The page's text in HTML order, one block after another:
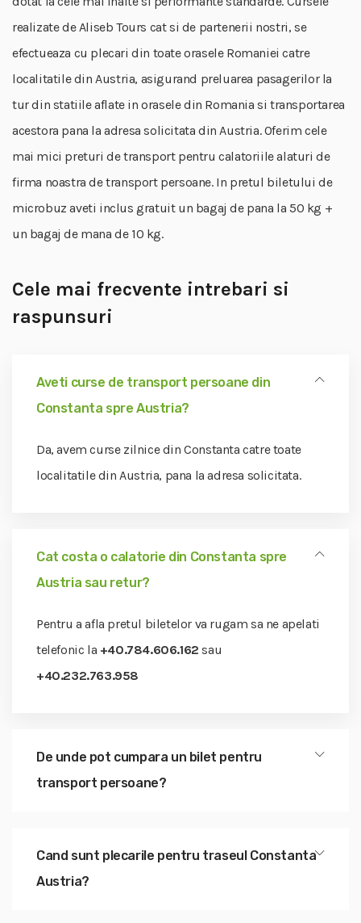
realizate de Aliseb Tours cat si de partenerii nostri, se
efectueaza cu plecari din toate orasele Romaniei catre
localitatile din Austria, asigurand preluarea pasagerilor la
tur din statiile aflate in orasele din Romania si transportarea
acestora pana la adresa solicitata din Austria. Oferim cele
mai mici preturi de transport pentru calatoriile alaturi de
firma noastra de transport persoane. In pretul biletului de
microbuz aveti inclus gratuit un bagaj de pana la 50 kg +
un bagaj de mana de 10 kg.
Cele mai frecvente intrebari si
raspunsuri
Aveti curse de transport persoane din
Constanta spre Austria?
Da, avem curse zilnice din Constanta catre toate
localitatile din Austria, pana la adresa solicitata.
Cat costa o calatorie din Constanta spre
Austria sau retur?
Pentru a afla pretul biletelor va rugam sa ne apelati
telefonic la +40.784.606.162 sau
+40.232.763.958
De unde pot cumpara un bilet pentru
transport persoane?
Cand sunt plecarile pentru traseul Constanta
Austria?